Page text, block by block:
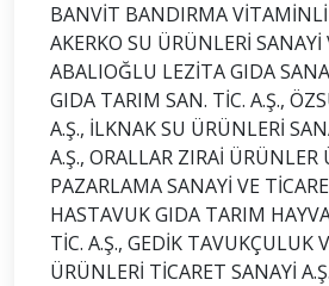
BANVİT BANDIRMA VİTAMİNLİ
AKERKO SU ÜRÜNLERİ SANAYİ
ABALIOĞLU LEZİTA GIDA
GIDA TARIM SAN. TİC. A.Ş.,
A.Ş., İLKNAK SU ÜRÜNLERİ
A.Ş., ORALLAR ZIRAİ ÜRÜNLER
PAZARLAMA SANAYİ VE
HASTAVUK GIDA TARIM
TİC. A.Ş., GEDİK TAVUKÇULUK
ÜRÜNLERİ TİCARET SANAYİ